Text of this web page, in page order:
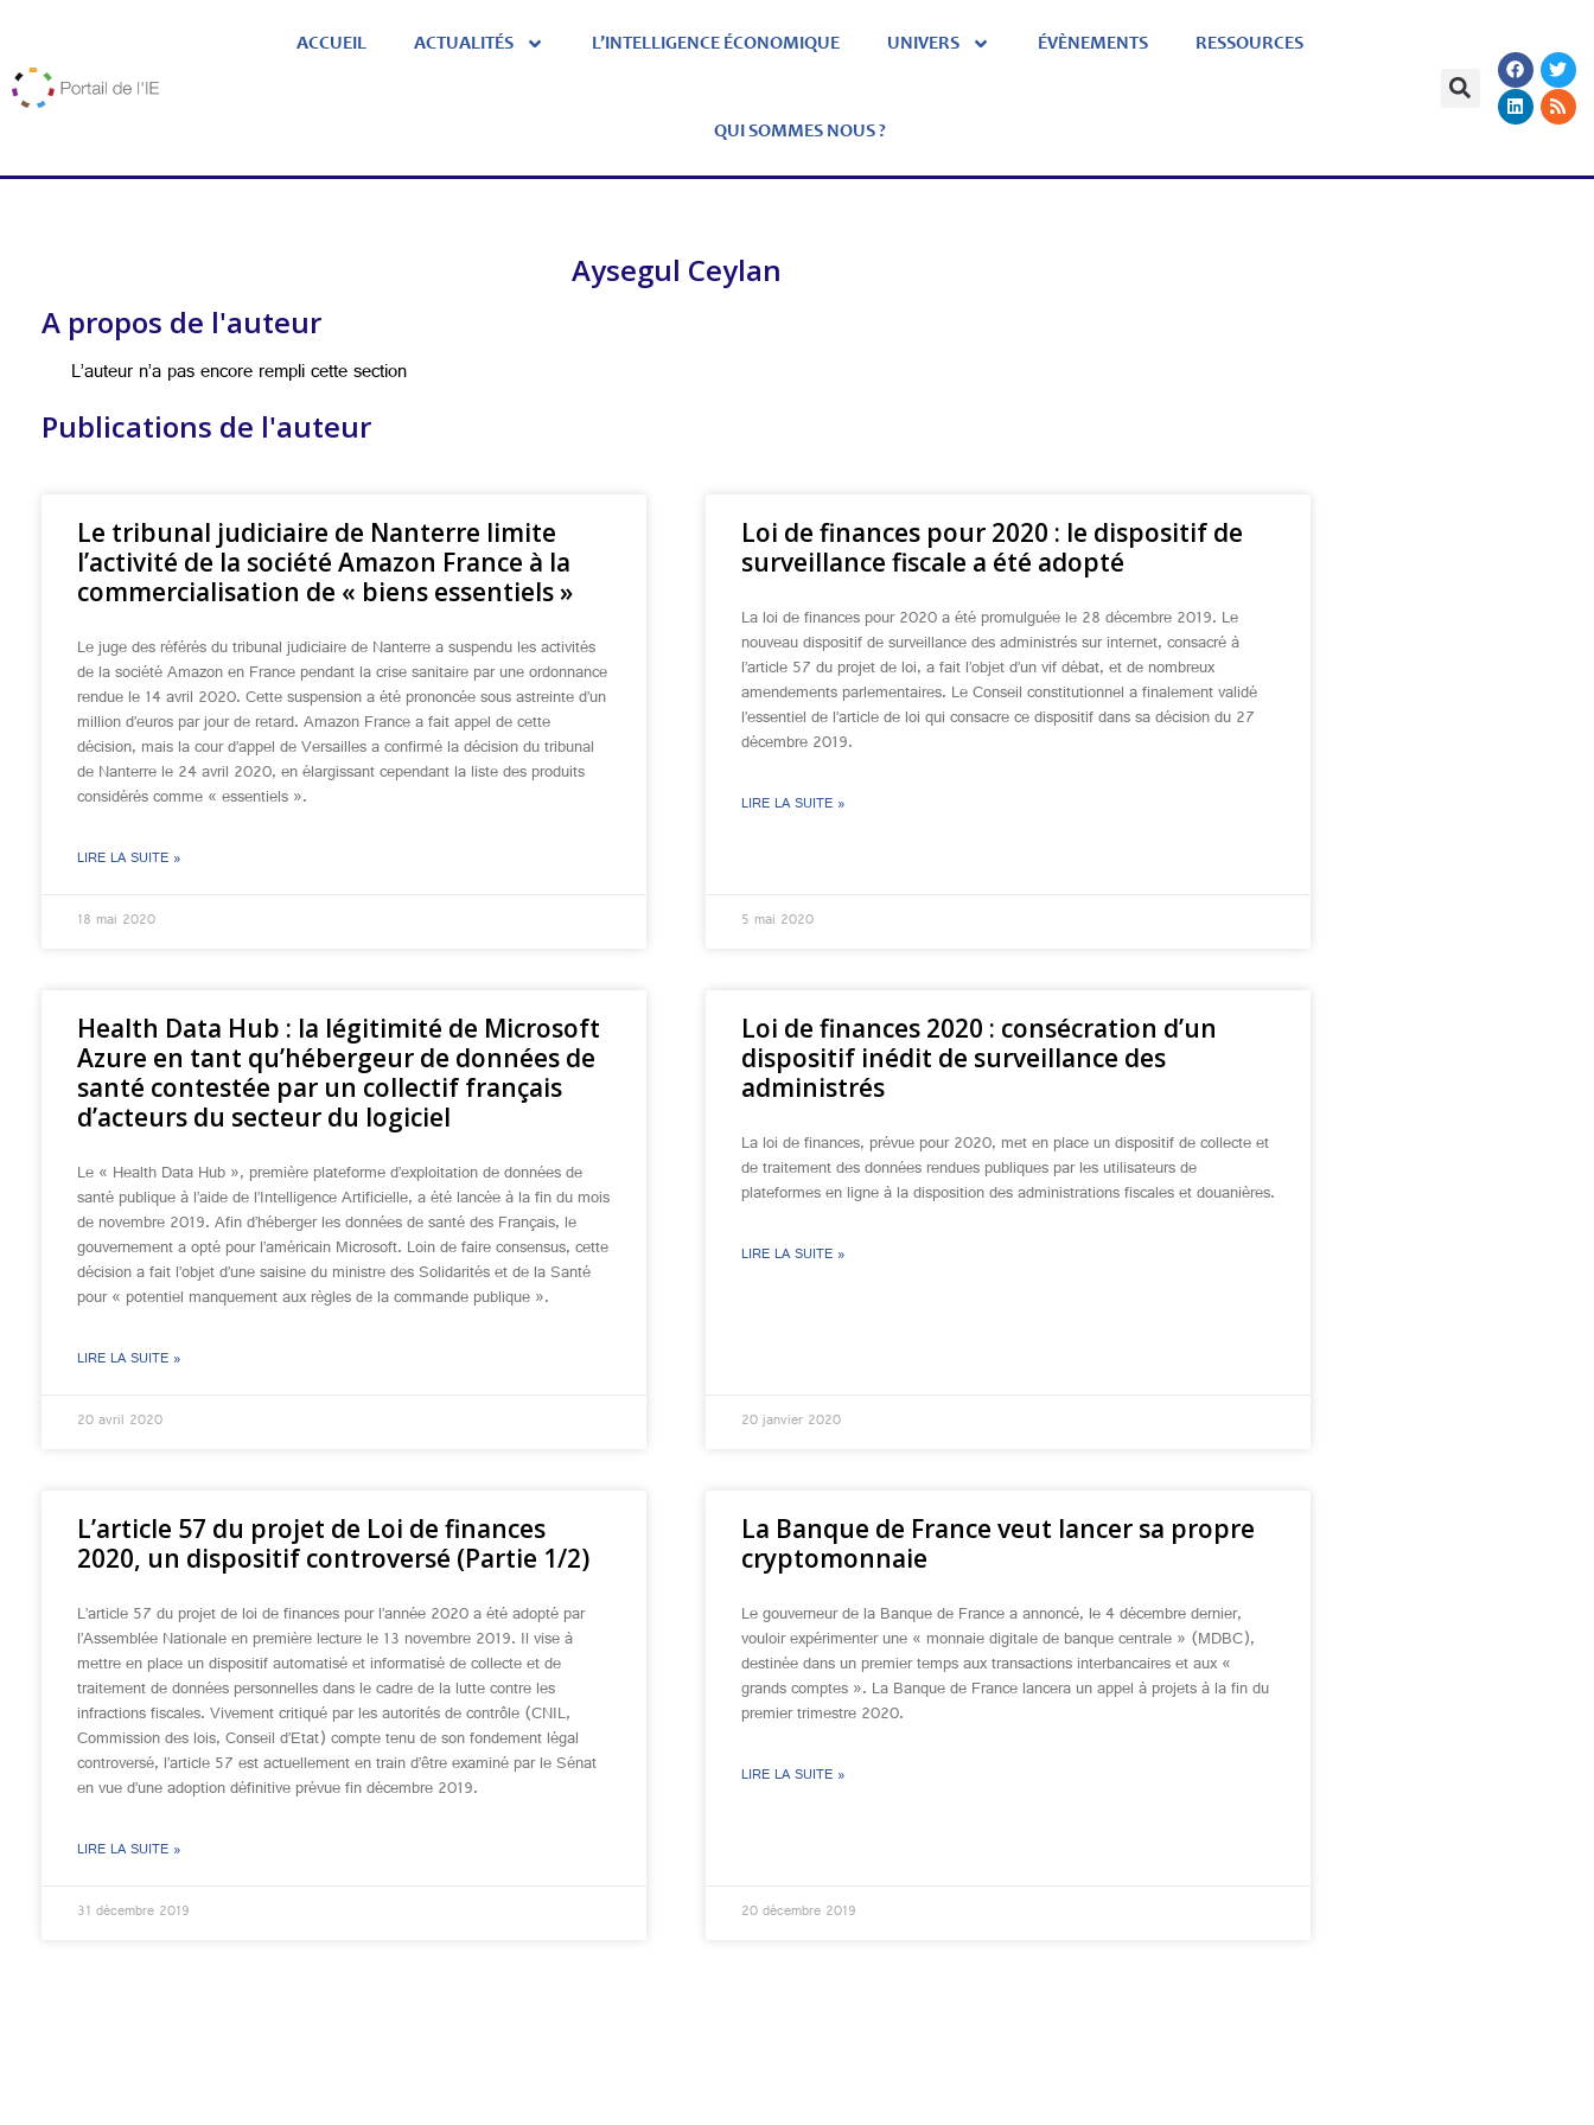
ACCUEIL ACTUALITÉS L’INTELLIGENCE ÉCONOMIQUE UNIVERS ÉVÈNEMENTS RESSOURCES
QUI SOMMES NOUS ?
Aysegul Ceylan
A propos de l'auteur
L’auteur n’a pas encore rempli cette section
Publications de l'auteur
Le tribunal judiciaire de Nanterre limite
l’activité de la société Amazon France à la
commercialisation de « biens essentiels »
Le juge des référés du tribunal judiciaire de Nanterre a suspendu les activités
de la société Amazon en France pendant la crise sanitaire par une ordonnance
rendue le 14 avril 2020. Cette suspension a été prononcée sous astreinte d’un
million d’euros par jour de retard. Amazon France a fait appel de cette
décision, mais la cour d’appel de Versailles a confirmé la décision du tribunal
de Nanterre le 24 avril 2020, en élargissant cependant la liste des produits
considérés comme « essentiels ».
LIRE LA SUITE »
18 mai 2020
Loi de finances pour 2020 : le dispositif de
surveillance fiscale a été adopté
La loi de finances pour 2020 a été promulguée le 28 décembre 2019. Le
nouveau dispositif de surveillance des administrés sur internet, consacré à
l’article 57 du projet de loi, a fait l’objet d’un vif débat, et de nombreux
amendements parlementaires. Le Conseil constitutionnel a finalement validé
l’essentiel de l’article de loi qui consacre ce dispositif dans sa décision du 27
décembre 2019.
LIRE LA SUITE »
5 mai 2020
Health Data Hub : la légitimité de Microsoft
Azure en tant qu’hébergeur de données de
santé contestée par un collectif français
d’acteurs du secteur du logiciel
Le « Health Data Hub », première plateforme d’exploitation de données de
santé publique à l’aide de l’Intelligence Artificielle, a été lancée à la fin du mois
de novembre 2019. Afin d’héberger les données de santé des Français, le
gouvernement a opté pour l’américain Microsoft. Loin de faire consensus, cette
décision a fait l’objet d’une saisine du ministre des Solidarités et de la Santé
pour « potentiel manquement aux règles de la commande publique ».
LIRE LA SUITE »
20 avril 2020
Loi de finances 2020 : consécration d’un
dispositif inédit de surveillance des
administrés
La loi de finances, prévue pour 2020, met en place un dispositif de collecte et
de traitement des données rendues publiques par les utilisateurs de
plateformes en ligne à la disposition des administrations fiscales et douanières.
LIRE LA SUITE »
20 janvier 2020
L’article 57 du projet de Loi de finances
2020, un dispositif controversé (Partie 1/2)
L’article 57 du projet de loi de finances pour l’année 2020 a été adopté par
l’Assemblée Nationale en première lecture le 13 novembre 2019. Il vise à
mettre en place un dispositif automatisé et informatisé de collecte et de
traitement de données personnelles dans le cadre de la lutte contre les
infractions fiscales. Vivement critiqué par les autorités de contrôle (CNIL,
Commission des lois, Conseil d’Etat) compte tenu de son fondement légal
controversé, l’article 57 est actuellement en train d’être examiné par le Sénat
en vue d’une adoption définitive prévue fin décembre 2019.
LIRE LA SUITE »
31 décembre 2019
La Banque de France veut lancer sa propre
cryptomonnaie
Le gouverneur de la Banque de France a annoncé, le 4 décembre dernier,
vouloir expérimenter une « monnaie digitale de banque centrale » (MDBC),
destinée dans un premier temps aux transactions interbancaires et aux «
grands comptes ». La Banque de France lancera un appel à projets à la fin du
premier trimestre 2020.
LIRE LA SUITE »
20 décembre 2019